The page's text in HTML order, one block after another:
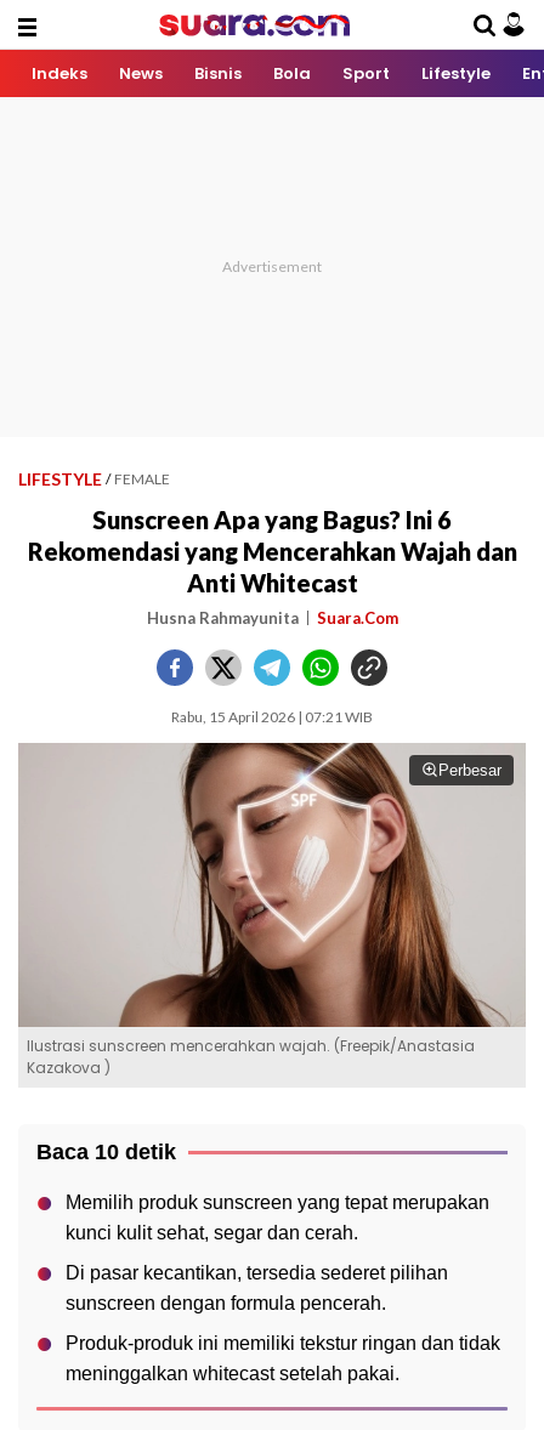
Indeks News Bisnis Bola Sport Lifestyle
LIFESTYLE / FEMALE
Sunscreen Apa yang Bagus? Ini 6
Rekomendasi yang Mencerahkan Wajah dan
Anti Whitecast
Husna Rahmayunita Suara.Com
Rabu, 15 April 2026 | 07:21 WIB
Perbesar
Ilustrasi sunscreen mencerahkan wajah. (Freepik/Anastasia
Kazakova )
Baca 10 detik
Memilih produk sunscreen yang tepat merupakan
kunci kulit sehat, segar dan cerah.
Di pasar kecantikan, tersedia sederet pilihan
sunscreen dengan formula pencerah.
Produk-produk ini memiliki tekstur ringan dan tidak
meninggalkan whitecast setelah pakai.